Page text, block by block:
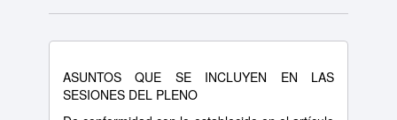
ASUNTOS QUE SE INCLUYEN EN LAS
SESIONES DEL PLENO